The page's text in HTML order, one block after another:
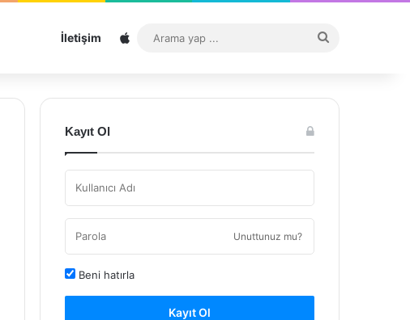
İletişim Sitemap
...
Kayıt Ol
Unuttunuz mu?
Beni hatırla
Kayıt Ol